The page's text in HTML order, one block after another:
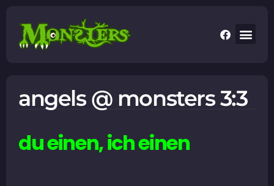
angels @ monsters 3:3
du einen, ich einen